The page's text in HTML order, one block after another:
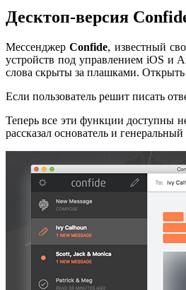
Десктоп-версия
МессенджерConfide, известный
устройств под управлением iOS и
слова скрыты за плашками. Открыть
Если пользователь решит писать
Теперь все эти функции доступны
рассказал основатель и